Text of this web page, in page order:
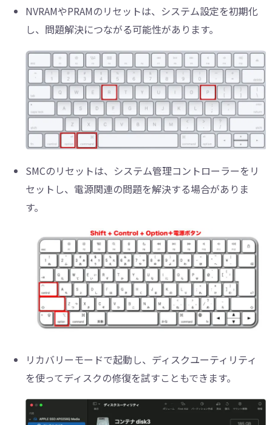
NVRAMやPRAMのリセットは、システム設定を初期化
し、問題解決につながる可能性があります。
SMCのリセットは、システム管理コントローラーをリ
セットし、電源関連の問題を解決する場合がありま
す。
リカバリーモードで起動し、ディスクユーティリティ
を使ってディスクの修復を試すこともできます。